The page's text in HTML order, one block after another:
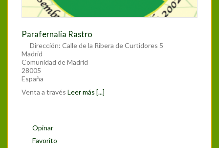
Parafernalia Rastro
Dirección:Calle de la Ribera de Curtidores 5
Madrid
Comunidad de Madrid
28005
España
Venta a través Leer más [...]
Opinar
Favorito